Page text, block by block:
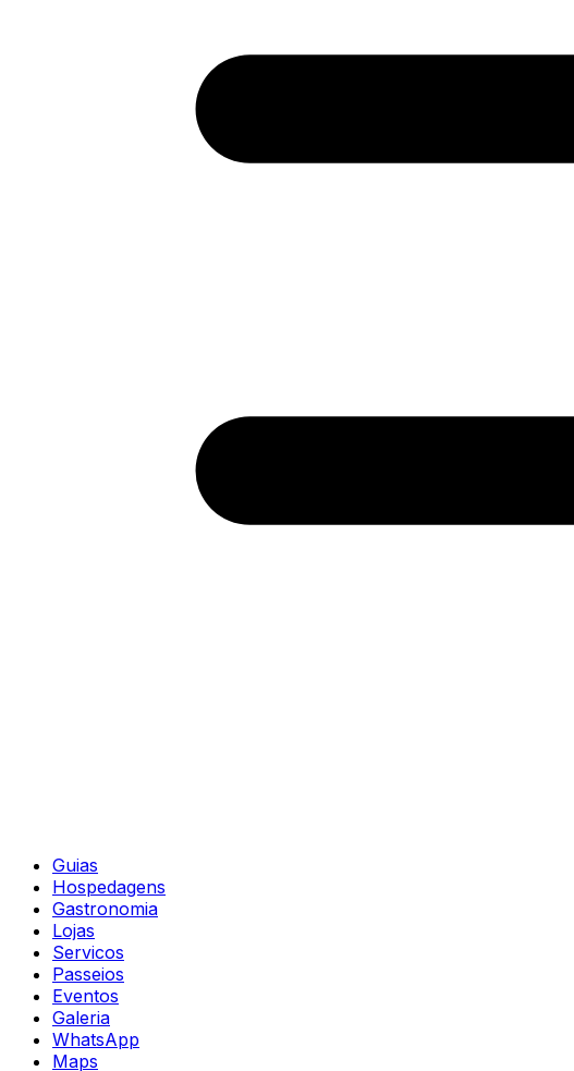
Guias
Hospedagens
Gastronomia
Lojas
Servicos
Passeios
Eventos
Galeria
WhatsApp
Maps